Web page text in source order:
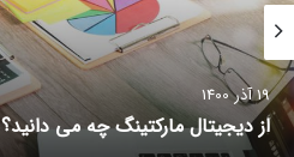
19 آذر 1400
از دیجیتال مارکتینگ چه می دانید؟